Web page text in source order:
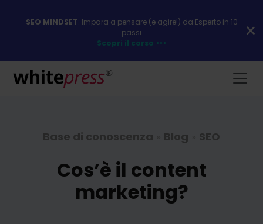
SEO MINDSET: Impara a pensare (e agire!) da Esperto in 10
passi
Scopri il corso >>>
Base di conoscenza Blog SEO
Cos’è il content
marketing?